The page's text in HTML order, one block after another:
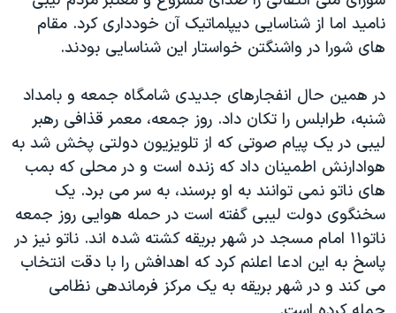
همایش محافظه‌کاران آمریکا «سی‌پک»
صفحه‌های ویژه
سفر پرزیدنت ترامپ به چین
نامید اما از شناسایی دیپلماتیک آن خودداری کرد. مقام
های شورا در واشنگتن خواستار این شناسایی بودند.
در همین حال انفجارهای جدیدی شامگاه جمعه و بامداد
شنبه، طرابلس را تکان داد. روز جمعه، معمر قذافی رهبر
لیبی در یک پیام صوتی که از تلویزیون دولتی پخش شد به
هوادارنش اطمینان داد که زنده است و در محلی که بمب
های ناتو نمی توانند به او برسند، به سر می برد. یک
سخنگوی دولت لیبی گفته است در حمله هوایی روز جمعه
ناتو۱۱ امام مسجد در شهر بریقه کشته شده اند. ناتو نیز در
پاسخ به این ادعا اعلنم کرد که اهدافش را با دقت انتخاب
می کند و در شهر بریقه به یک مرکز فرماندهی نظامی